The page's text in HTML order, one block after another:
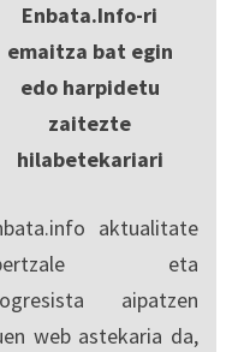
Enbata.Info-ri
emaitza bat egin
edo harpidetu
zaitezte
hilabetekariari
aktualitate
eta
aipatzen
web astekaria da,